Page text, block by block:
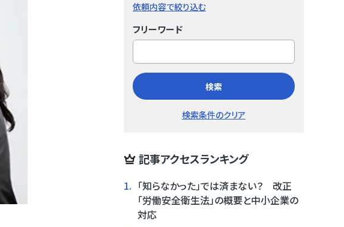
依頼内容で絞り込む
フリーワード
検索
検索条件のクリア
記事アクセスランキング
1. 「知らなかった」では済まない？ 改正
「労働安全衛生法」の概要と中小企業の
対応